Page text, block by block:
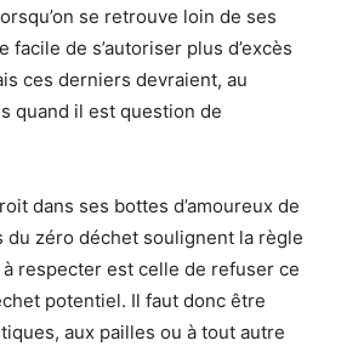
se retrouve loin de ses
facile de s’autoriser plus d’excès
ces derniers devraient, au
quand il est question de
dans ses bottes d’amoureux de
du zéro déchet soulignent la règle
à respecter est celle de refuser ce
potentiel. Il faut donc être
aux pailles ou à tout autre